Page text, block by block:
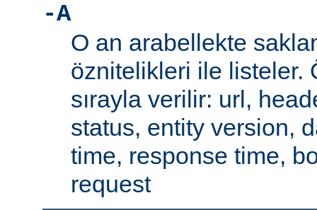
-A
O an arabellekte
öznitelikleri ile listeler.
sırayla verilir: url,
status, entity version,
time, response time,
request